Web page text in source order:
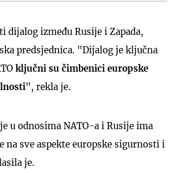
dijalog između Rusije i Zapada,
predsjednica. "Dijalog je ključna
ključni su čimbenici europske
", rekla je.
u odnosima NATO-a i Rusije ima
na sve aspekte europske sigurnosti i
je.